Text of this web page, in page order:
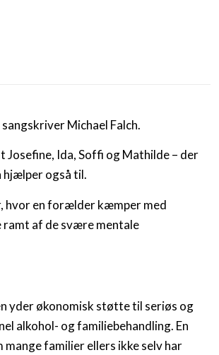
Michael Falch.
Josefine, Ida, Soffi og Mathilde – der
hjælper også til.
hvor en forælder kæmper med
ramt af de svære mentale
yder økonomisk støtte til seriøs og
alkohol- og familiebehandling. En
mange familier ellers ikke selv har